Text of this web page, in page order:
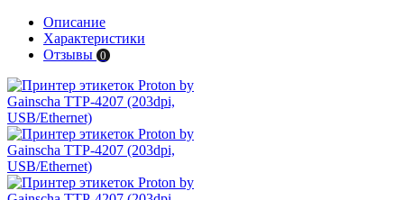
Описание
Характеристики
Отзывы 0